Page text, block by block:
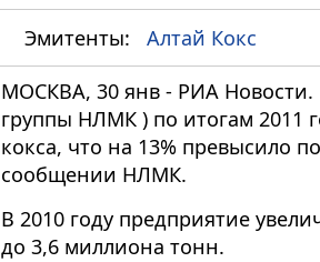
Эмитенты: Алтай Кокс
МОСКВА, 30 янв - РИА Новости.
группы НЛМК ) по итогам 2011
кокса, что на 13% превысило
сообщении НЛМК.
В 2010 году предприятие
до 3,6 миллиона тонн.